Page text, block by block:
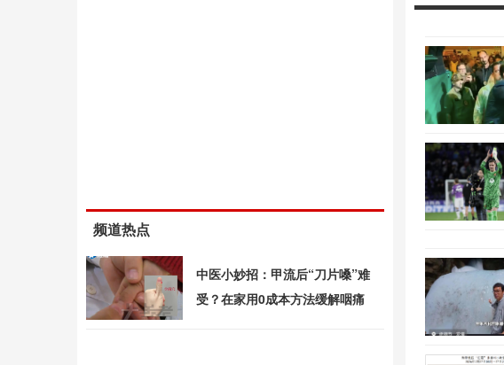
频道热点
中医小妙招：甲流后“刀片嗓”难
受？在家用0成本方法缓解咽痛